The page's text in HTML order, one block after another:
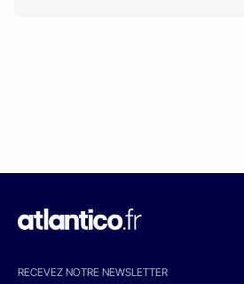
RECEVEZ NOTRE NEWSLETTER